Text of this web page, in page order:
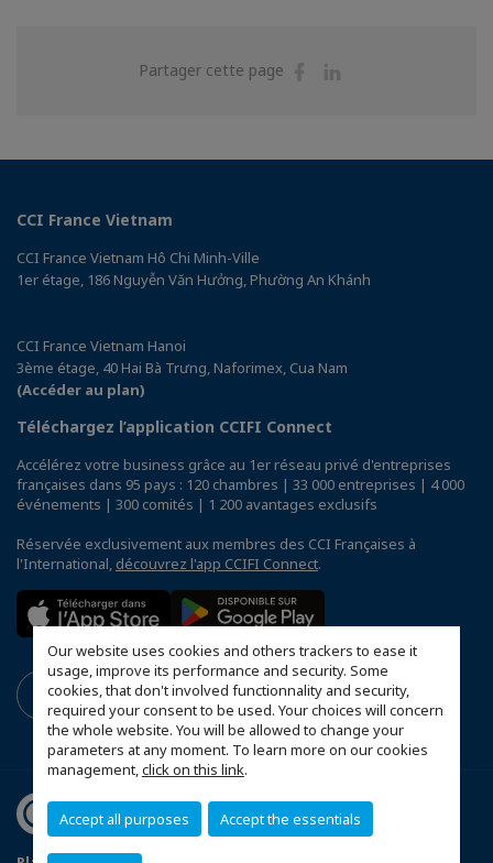
Our website uses cookies and others trackers to ease it
usage, improve its performance and security. Some
cookies, that don't involved functionnality and security,
required your consent to be used. Your choices will concern
the whole website. You will be allowed to change your
parameters at any moment. To learn more on our cookies
management,click on this link.
Accept all purposes Accept the essentials
Partager cette page
Partager
CCI France Vietnam
CCI France Vietnam Hô Chi Minh-Ville
1er étage, 186 Nguyễn Văn Hưởng, Phường An Khánh
CCI France Vietnam Hanoi
3ème étage, 40 Hai Bà Trưng, Naforimex, Cua Nam
(Accéder au plan)
Téléchargez l’application CCIFI Connect
Accélérez votre business grâce au 1er réseau privé d'entreprises
françaises dans 95 pays : 120 chambres | 33 000 entreprises | 4 000
événements | 300 comités | 1 200 avantages exclusifs
Réservée exclusivement aux membres des CCI Françaises à
l'International, découvrez l'app CCIFI Connect.